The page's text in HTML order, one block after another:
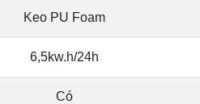
Keo PU Foam
6,5kw.h/24h
Có